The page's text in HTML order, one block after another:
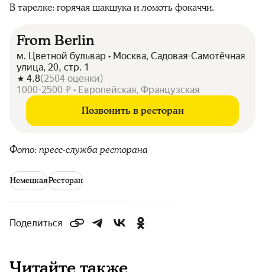
В тарелке: горячая шакшука и ломоть фокаччи.
From Berlin
м. Цветной бульвар • Москва, Садовая-Самотёчная
улица, 20, стр. 1
4.8(2504 оценки)
1000-2500 ₽ • Европейская, Французская
Позвонить в ресторан
Фото: пресс-служба ресторана
НемецкаяРесторан
Поделиться